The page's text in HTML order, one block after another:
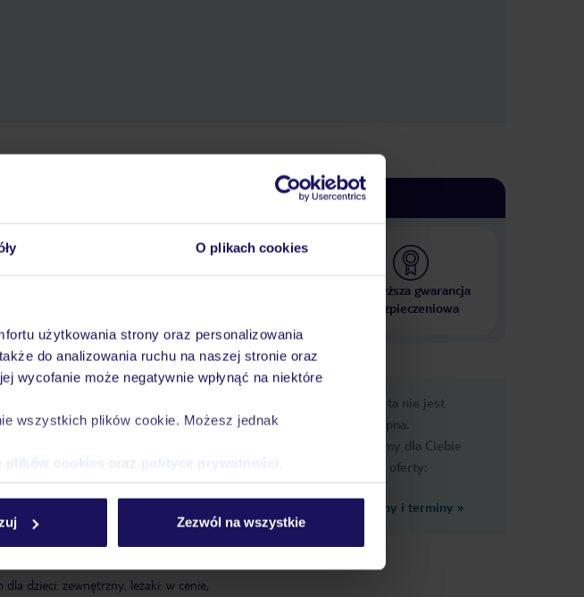
O plikach cookies
użytkowania strony oraz personalizowania
do analizowania ruchu na naszej stronie oraz
wycofanie może negatywnie wpłynąć na niektóre
wszystkich plików cookie. Możesz jednak
plików cookies oraz polityce prywatności
Zezwól na wszystkie
Najwyższa gwarancja
ubezpieczeniowa
i Suncity Beach Club Adult
dla dzieci: zewnętrzny, leżaki: w cenie,
Ups, ta oferta nie jest
dostępna.
Przygotowaliśmy dla Ciebie
podobne oferty:
Zobacz inne ceny i terminy »